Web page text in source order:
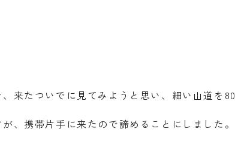
来たついでに見てみようと思い、細い山道を
、携帯片手に来たので諦めることにしました。